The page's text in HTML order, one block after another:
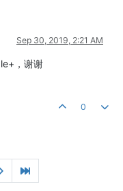
Sep 30, 2019, 2:21 AM
，谢谢
0